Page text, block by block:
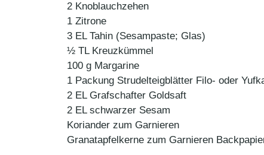
2 Knoblauchzehen
1 Zitrone
3 EL Tahin (Sesampaste; Glas)
½ TL Kreuzkümmel
100 g Margarine
1 Packung Strudelteigblätter Filo- oder
2 EL Grafschafter Goldsaft
2 EL schwarzer Sesam
Koriander zum Garnieren
Granatapfelkerne zum Garnieren